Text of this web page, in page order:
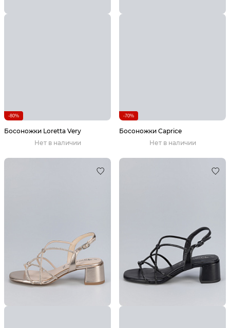
-80%
Босоножки Loretta Very
Нет в наличии
-70%
Босоножки Caprice
Нет в наличии